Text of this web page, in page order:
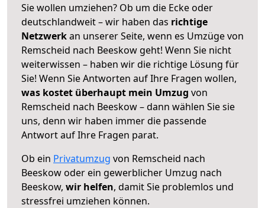
Sie wollen umziehen? Ob um die Ecke oder
deutschlandweit – wir haben das richtige
Netzwerkan unserer Seite, wenn es Umzüge von
Remscheid nach Beeskow geht! Wenn Sie nicht
weiterwissen – haben wir die richtige Lösung für
Sie! Wenn Sie Antworten auf Ihre Fragen wollen,
was kostet überhaupt mein Umzug von
Remscheid nach Beeskow – dann wählen Sie sie
uns, denn wir haben immer die passende
Antwort auf Ihre Fragen parat.
Ob ein Privatumzug von Remscheid nach
Beeskow oder ein gewerblicher Umzug nach
Beeskow, wir helfen, damit Sie problemlos und
stressfrei umziehen können.